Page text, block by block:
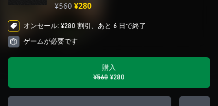
¥560¥280
オンセール: ¥280 割引、あと 6 日で終了
ゲームが必要です
購入
¥560 ¥280